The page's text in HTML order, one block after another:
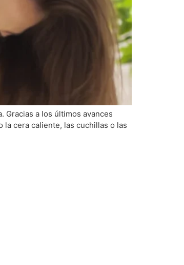
Gracias a los últimos avances
cera caliente, las cuchillas o las